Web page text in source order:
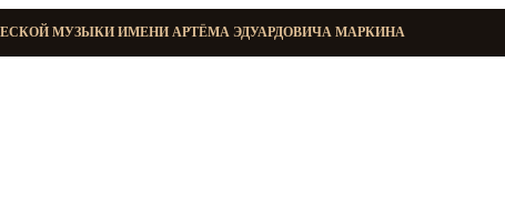
МУЗЫКИ ИМЕНИ АРТЁМА ЭДУАРДОВИЧА МАРКИНА